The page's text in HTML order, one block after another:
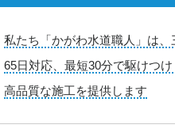
私たち「かがわ水道職人」は
65日対応、最短30分で駆けつ
高品質な施工を提供します